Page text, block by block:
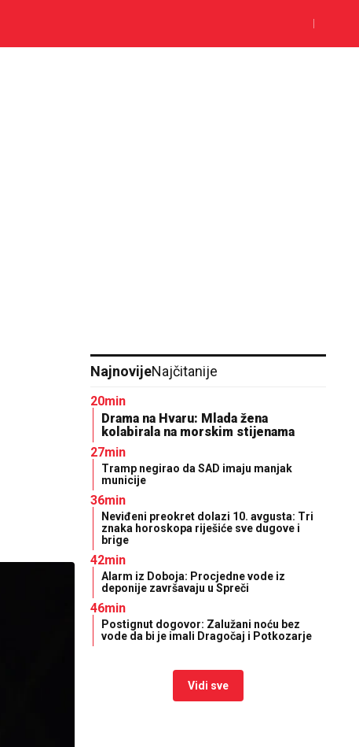
NajnovijeNajčitanije
20min
Drama na Hvaru: Mlada žena
kolabirala na morskim stijenama
27min
Tramp negirao da SAD imaju manjak
municije
36min
Neviđeni preokret dolazi 10. avgusta: Tri
znaka horoskopa riješiće sve dugove i
brige
42min
Alarm iz Doboja: Procjedne vode iz
deponije završavaju u Spreči
46min
Postignut dogovor: Zalužani noću bez
vode da bi je imali Dragočaj i Potkozarje
Vidi sve